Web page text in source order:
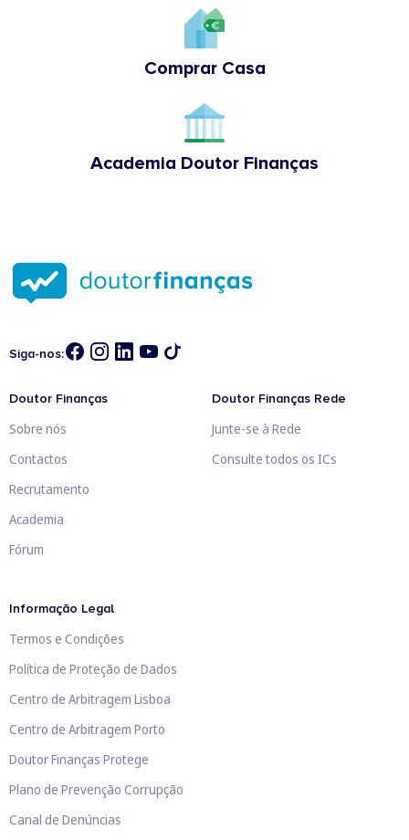
Comprar Casa
Academia Doutor Finanças
Siga-nos:
Doutor Finanças
Sobre nós
Contactos
Recrutamento
Academia
Fórum
Doutor Finanças Rede
Junte-se à Rede
Consulte todos os ICs
Informação Legal
Termos e Condições
Política de Proteção de Dados
Centro de Arbitragem Lisboa
Centro de Arbitragem Porto
Doutor Finanças Protege
Plano de Prevenção Corrupção
Canal de Denúncias